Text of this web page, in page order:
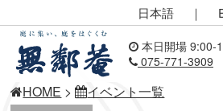
日本語 ｜
本日開場 9:00-
075-771-3909
HOME > イベント一覧